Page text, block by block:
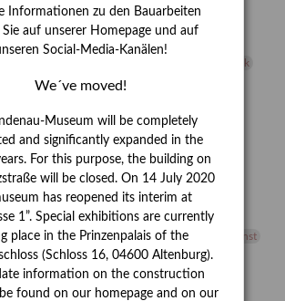
Italien Jahresempfang
Jubiläum
Korkmodelle Kunst
Kunstvermittlung Kunst von Kühl
Lehmbruck
Marstall
Mäzen Napoleon Natur
Neue Remise
Klee Peter Schnürpel Phelloplastik
Pohlhof
Rudi Lesser Ruth Wolf-Rehfeld
Samstagszeichner Skulptur
Sonderausstellung
Studio Bildende Kunst
studioDIGITAL
Vermittlung Video
Videokunst
Weihnachten Werefkin
Winter Wissenschaft
Wolf and Dog
Informationen zu den Bauarbeiten
auf unserer Homepage und auf
Social-Media-Kanälen!
We´ve moved!
Museum will be completely
and significantly expanded in the
For this purpose, the building on
will be closed. On 14 July 2020
has reopened its interim at
1”. Special exhibitions are currently
place in the Prinzenpalais of the
(Schloss 16, 04600 Altenburg).
information on the construction
found on our homepage and on our